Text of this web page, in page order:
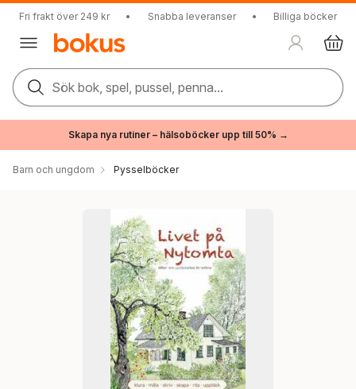
Fri frakt över 249 kr • Snabba leveranser • Billiga böcker
Sök bok, spel, pussel, penna...
Skapa nya rutiner – hälsoböcker upp till 50% →
Barn och ungdom Pysselböcker